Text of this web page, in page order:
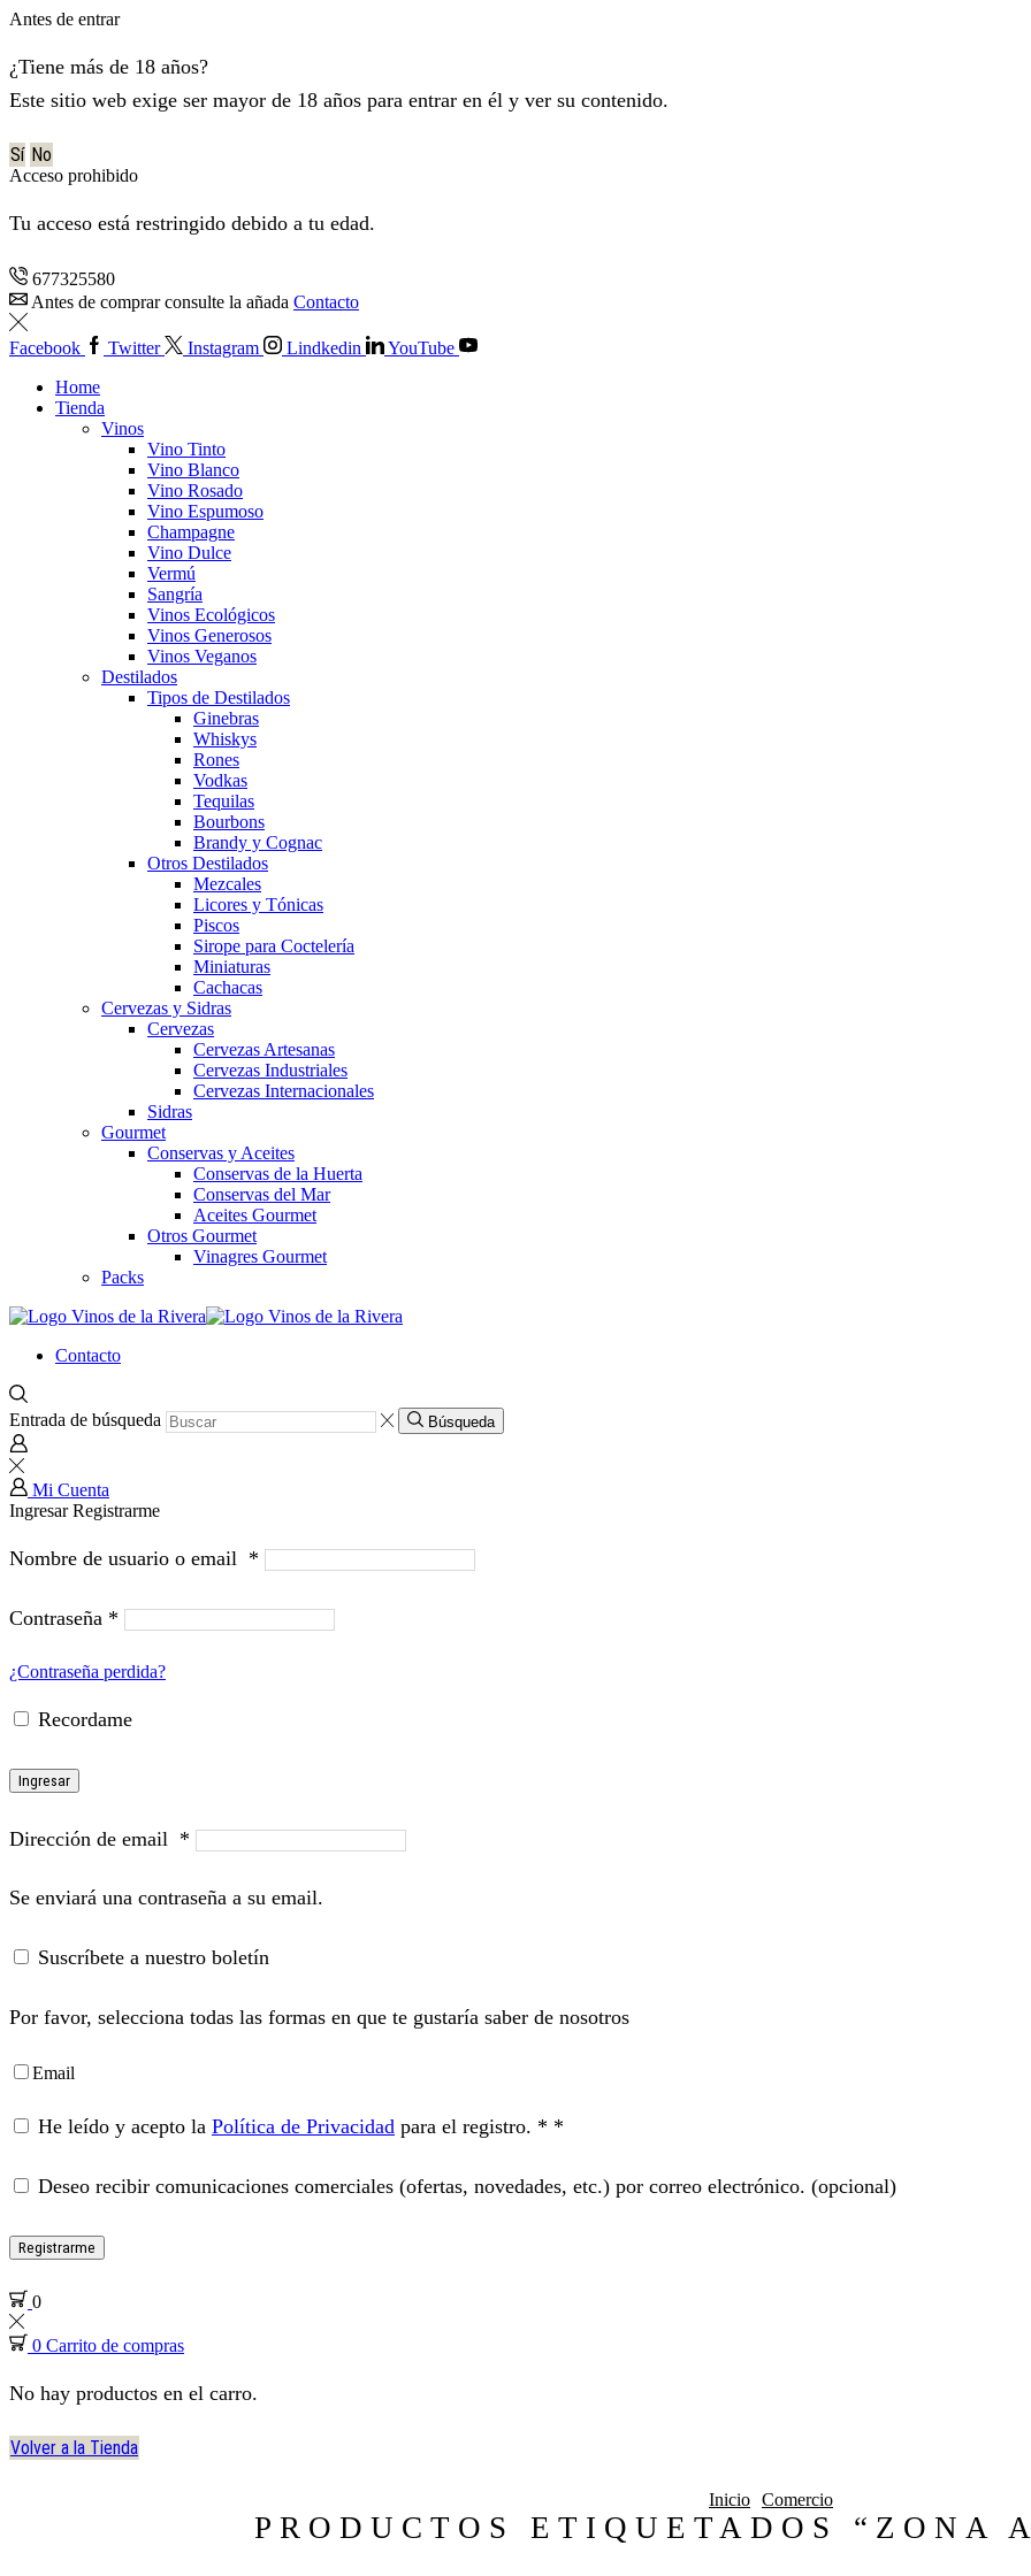
Antes de entrar
¿Tiene más de 18 años?
Este sitio web exige ser mayor de 18 años para entrar en él y ver su contenido.
Sí No
Acceso prohibido
Tu acceso está restringido debido a tu edad.
677325580
Antes de comprar consulte la añada Contacto
Facebook Twitter Instagram Lindkedin
YouTube
Home
Tienda
Vinos
Vino Tinto
Vino Blanco
Vino Rosado
Vino Espumoso
Champagne
Vino Dulce
Vermú
Sangría
Vinos Ecológicos
Vinos Generosos
Vinos Veganos
Destilados
Tipos de Destilados
Ginebras
Whiskys
Rones
Vodkas
Tequilas
Bourbons
Brandy y Cognac
Otros Destilados
Mezcales
Licores y Tónicas
Piscos
Sirope para Coctelería
Miniaturas
Cachacas
Cervezas y Sidras
Cervezas
Cervezas Artesanas
Cervezas Industriales
Cervezas Internacionales
Sidras
Gourmet
Conservas y Aceites
Conservas de la Huerta
Conservas del Mar
Aceites Gourmet
Otros Gourmet
Vinagres Gourmet
Packs
Contacto
Entrada de búsqueda Búsqueda
Mi Cuenta
IngresarRegistrarme
Nombre de usuario o email *
Contraseña *
¿Contraseña perdida?
Recordame
Ingresar
Dirección de email *
Se enviará una contraseña a su email.
Suscríbete a nuestro boletín
Por favor, selecciona todas las formas en que te gustaría saber de nosotros
Email
He leído y acepto la Política de Privacidad para el registro. * *
Deseo recibir comunicaciones comerciales (ofertas, novedades, etc.) por correo electrónico. (opcional)
Registrarme
0
0 Carrito de compras
No hay productos en el carro.
Volver a la Tienda
Inicio Comercio
PRODUCTOS ETIQUETADOS “ZONA